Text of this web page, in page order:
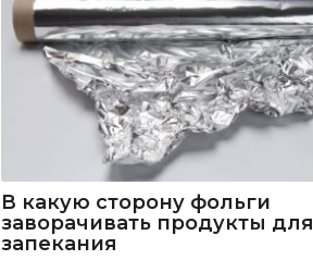
В какую сторону фольги
заворачивать продукты для
запекания